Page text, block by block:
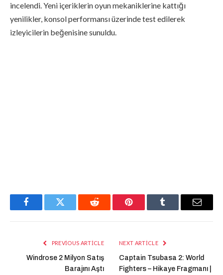
incelendi. Yeni içeriklerin oyun mekaniklerine kattığı
yenilikler, konsol performansı üzerinde test edilerek
izleyicilerin beğenisine sunuldu.
FacebookTwitter Reddit Pinterest Tumblr Email
PREVIOUS ARTICLE
Windrose 2 Milyon Satış
Barajını Aştı
NEXT ARTICLE
Captain Tsubasa 2: World
Fighters – Hikaye Fragmanı |